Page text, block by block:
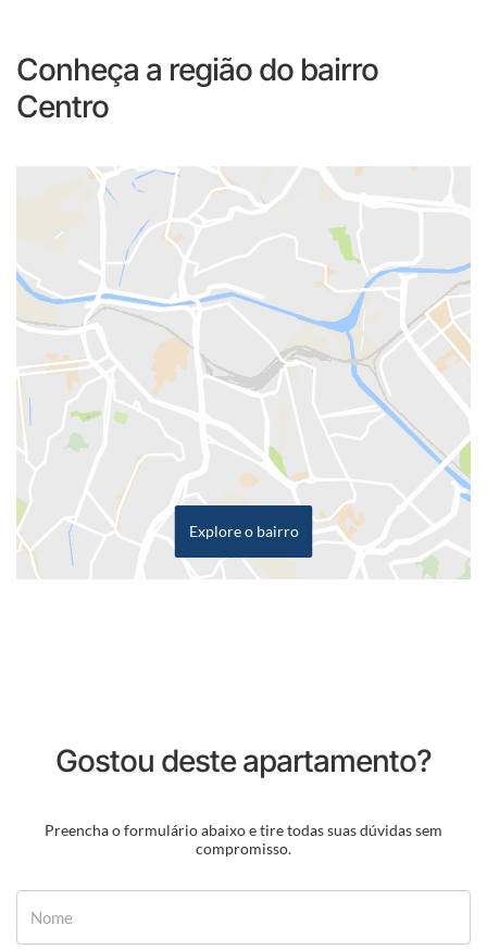
Conheça a região do bairro
Centro
Explore o bairro
Gostou deste apartamento?
Preencha o formulário abaixo e tire todas suas dúvidas sem
compromisso.